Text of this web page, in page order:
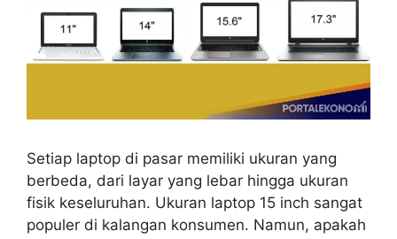
Setiap laptop di pasar memiliki ukuran yang
berbeda, dari layar yang lebar hingga ukuran
fisik keseluruhan. Ukuran laptop 15 inch sangat
populer di kalangan konsumen. Namun, apakah